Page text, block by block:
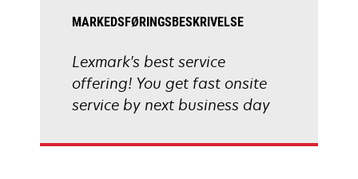
MARKEDSFØRINGSBESKRIVELSE
Lexmark's best service
offering! You get fast onsite
service by next business day